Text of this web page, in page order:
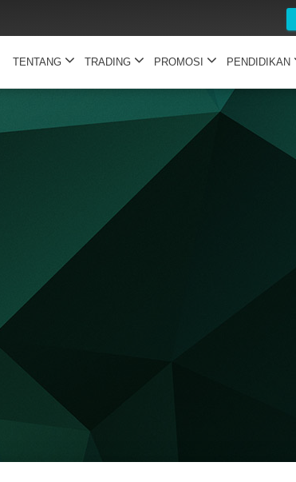
TENTANG TRADING PROMOSI PENDIDIKAN